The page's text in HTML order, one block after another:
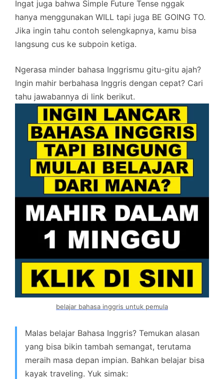
Ingat juga bahwa Simple Future Tense nggak
hanya menggunakan WILL tapi juga BE GOING TO.
Jika ingin tahu contoh selengkapnya, kamu bisa
langsung cus ke subpoin ketiga.
Ngerasa minder bahasa Inggrismu gitu-gitu ajah?
Ingin mahir berbahasa Inggris dengan cepat? Cari
tahu jawabannya di link berikut.
belajar bahasa inggris untuk pemula
Malas belajar Bahasa Inggris? Temukan alasan
yang bisa bikin tambah semangat, terutama
meraih masa depan impian. Bahkan belajar bisa
kayak traveling. Yuk simak: